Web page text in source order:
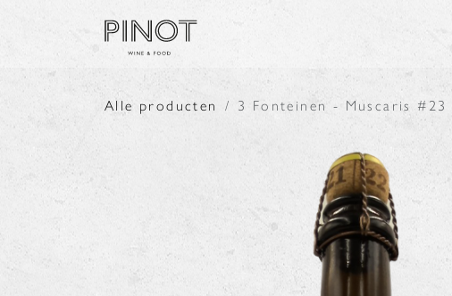
Alle producten 3 Fonteinen - Muscaris #23